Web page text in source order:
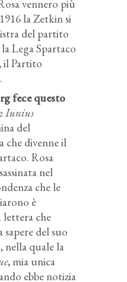
vennero più
la Zetkin si
del partito
Lega Spartaco
il Partito
fece questo
Iunius
del
che divenne il
Rosa
nel
che le
è
che
sapere del suo
nella quale la
, mia unica
ebbe notizia